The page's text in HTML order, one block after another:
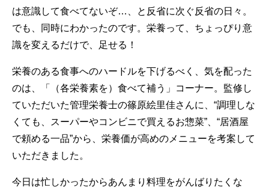
は意識して食べてないぞ…、と反省に次ぐ反省の日々。
でも、同時にわかったのです。栄養って、ちょっぴり意
識を変えるだけで、足せる！
栄養のある食事へのハードルを下げるべく、気を配った
のは、「（各栄養素を）食べて補う」コーナー。監修し
ていただいた管理栄養士の篠原絵里佳さんに、“調理しな
くても、スーパーやコンビニで買えるお惣菜”、“居酒屋
で頼める一品”から、栄養価が高めのメニューを考案して
いただきました。
今日は忙しかったからあんまり料理をがんばりたくな